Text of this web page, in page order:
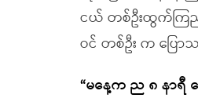
ငယ် တစ်ဦးထွက်ကြည့်
ဝင် တစ်ဦး က ပြော
“မနေ့က ည ၈ နာရီ